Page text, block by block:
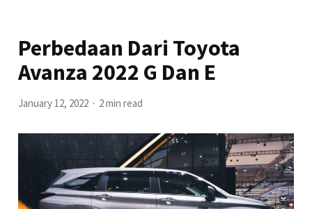
Perbedaan Dari Toyota
Avanza 2022 G Dan E
January 12, 2022 2 min read